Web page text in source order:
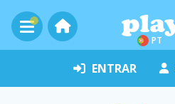
PT
ENTRAR